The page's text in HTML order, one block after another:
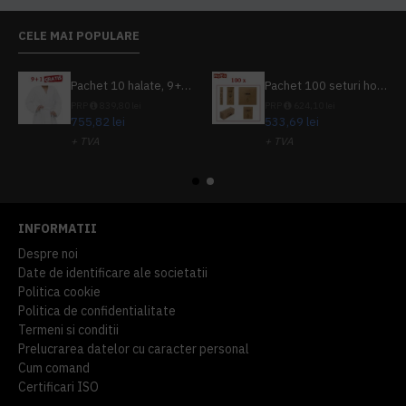
CELE MAI POPULARE
Pachet 10 halate, 9+1 gratuit
755,82 lei
+ TVA
Pachet 100 seturi hoteliere, set dentar, set barbierit, casca de dus, pila unghii, set cusut
533,69 lei
+ TVA
INFORMATII
Despre noi
Date de identificare ale societatii
Politica cookie
Politica de confidentialitate
Termeni si conditii
Prelucrarea datelor cu caracter personal
Cum comand
Certificari ISO